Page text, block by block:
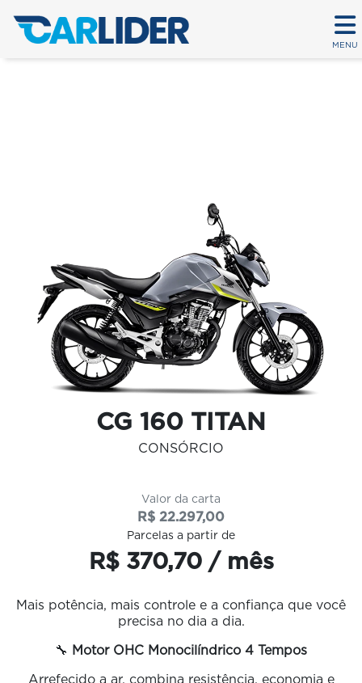
MENU
CG 160 TITAN
CONSÓRCIO
Valor da carta
R$ 22.297,00
Parcelas a partir de
R$ 370,70 / mês
Mais potência, mais controle e a confiança que você
precisa no dia a dia.
🔧 Motor OHC Monocilíndrico 4 Tempos
Arrefecido a ar, combina resistência, economia e